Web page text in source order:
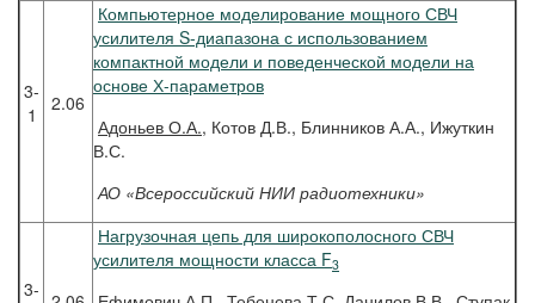
3-
1
2.06
Компьютерное моделирование мощного СВЧ
усилителя S-диапазона с использованием
компактной модели и поведенческой модели на
основе Х-параметров
Адоньев О.А., Котов Д.В., Блинников А.А., Ижуткин
В.С.
АО «Всероссийский НИИ радиотехники»
3-
Нагрузочная цепь для широкополосного СВЧ
усилителя мощности класса F3